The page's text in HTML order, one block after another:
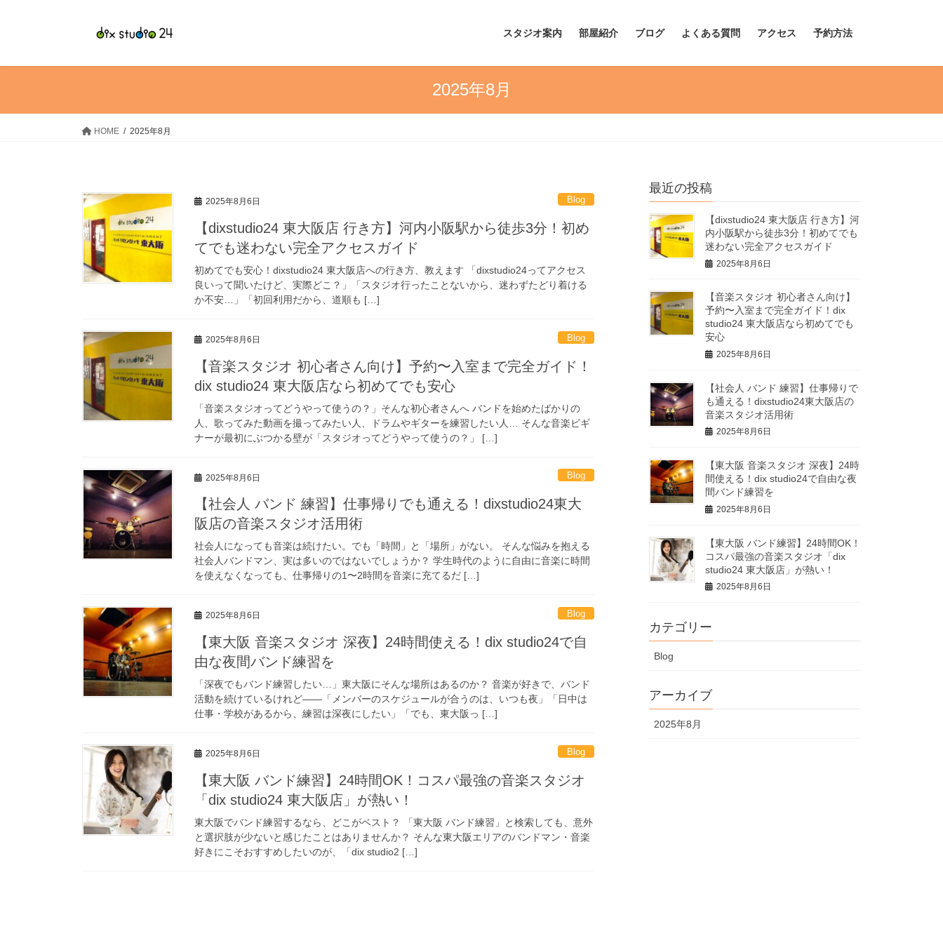
スタジオ案内 部屋紹介 ブログ よくある質問 アクセス 予約方法
2025年8月
HOME 2025年8月
2025年8月6日 Blog
【dixstudio24 東大阪店 行き方】河内小阪駅から徒歩3分！初め
てでも迷わない完全アクセスガイド
初めてでも安心！dixstudio24 東大阪店への行き方、教えます 「dixstudio24ってアクセス
良いって聞いたけど、実際どこ？」「スタジオ行ったことないから、迷わずたどり着ける
か不安…」「初回利用だから、道順も […]
2025年8月6日 Blog
【音楽スタジオ 初心者さん向け】予約〜入室まで完全ガイド！
dix studio24 東大阪店なら初めてでも安心
「音楽スタジオってどうやって使うの？」そんな初心者さんへ バンドを始めたばかりの
人、歌ってみた動画を撮ってみたい人、ドラムやギターを練習したい人… そんな音楽ビギ
ナーが最初にぶつかる壁が「スタジオってどうやって使うの？」 […]
2025年8月6日 Blog
【社会人 バンド 練習】仕事帰りでも通える！dixstudio24東大
阪店の音楽スタジオ活用術
社会人になっても音楽は続けたい。でも「時間」と「場所」がない。 そんな悩みを抱える
社会人バンドマン、実は多いのではないでしょうか？ 学生時代のように自由に音楽に時間
を使えなくなっても、仕事帰りの1〜2時間を音楽に充てるだ […]
2025年8月6日 Blog
【東大阪 音楽スタジオ 深夜】24時間使える！dix studio24で自
由な夜間バンド練習を
「深夜でもバンド練習したい…」東大阪にそんな場所はあるのか？ 音楽が好きで、バンド
活動を続けているけれど――「メンバーのスケジュールが合うのは、いつも夜」「日中は
仕事・学校があるから、練習は深夜にしたい」「でも、東大阪っ […]
2025年8月6日 Blog
【東大阪 バンド練習】24時間OK！コスパ最強の音楽スタジオ
「dix studio24 東大阪店」が熱い！
東大阪でバンド練習するなら、どこがベスト？ 「東大阪 バンド練習」と検索しても、意外
と選択肢が少ないと感じたことはありませんか？ そんな東大阪エリアのバンドマン・音楽
好きにこそおすすめしたいのが、「dix studio2 […]
最近の投稿
【dixstudio24 東大阪店 行き方】河
内小阪駅から徒歩3分！初めてでも
迷わない完全アクセスガイド
2025年8月6日
【音楽スタジオ 初心者さん向け】
予約〜入室まで完全ガイド！dix
studio24 東大阪店なら初めてでも
安心
2025年8月6日
【社会人 バンド 練習】仕事帰りで
も通える！dixstudio24東大阪店の
音楽スタジオ活用術
2025年8月6日
【東大阪 音楽スタジオ 深夜】24時
間使える！dix studio24で自由な夜
間バンド練習を
2025年8月6日
【東大阪 バンド練習】24時間OK！
コスパ最強の音楽スタジオ「dix
studio24 東大阪店」が熱い！
2025年8月6日
カテゴリー
Blog
アーカイブ
2025年8月